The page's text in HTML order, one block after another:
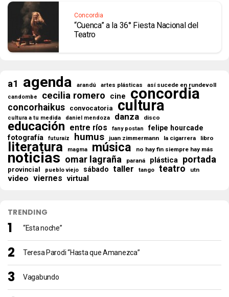
Concordia
“Cuenca” a la 36° Fiesta Nacional del
Teatro
a1 agenda arandú artes plásticas así sucede en rundevoll
candombe cecilia romero cine concordia
concorhaikus convocatoria cultura
cultura a tu medida daniel mendoza danza disco
educación entre ríos fany postan felipe hourcade
fotografía futuraíz humus juan zimmermann la cigarrera libro
literatura magma música no hay fin siempre hay más
noticias omar lagraña paraná plástica portada
provincial pueblo viejo sábado taller tango teatro utn
video viernes virtual
TRENDING
“Esta noche”
Teresa Parodi “Hasta que Amanezca”
Vagabundo